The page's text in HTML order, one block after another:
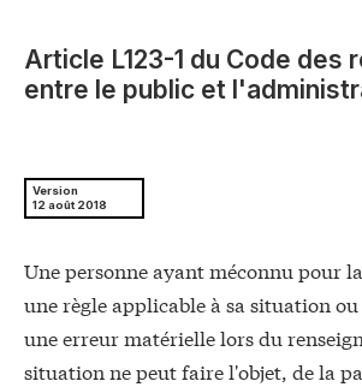
Article L123-1 du Code des
entre le public et
Version
12 août 2018
Une personne ayant méconnu pour
une règle applicable à sa situation
une erreur matérielle lors du
situation ne peut faire l'objet, de la